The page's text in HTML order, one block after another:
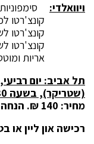
ויוואלדי:
קונצ'רטו
קונצ'רטו לשני
קונצ'רטו לשני
אריות ומוטטים
(שטריקר), בשעה 20:30
מחיר: 140 ₪. הנחה לגמלאים ולמנויי האנסמבל.
רכישה און לייןאו